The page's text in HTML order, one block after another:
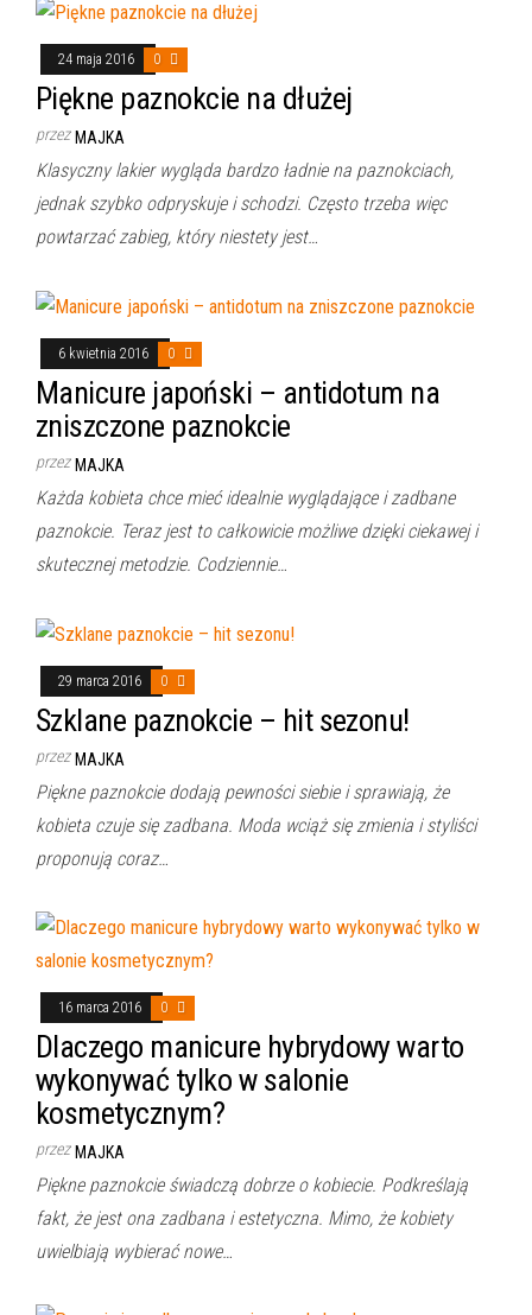
24 maja 2016 0
Piękne paznokcie na dłużej
przez MAJKA
Klasyczny lakier wygląda bardzo ładnie na paznokciach,
jednak szybko odpryskuje i schodzi. Często trzeba więc
powtarzać zabieg, który niestety jest…
6 kwietnia 2016 0
Manicure japoński – antidotum na
zniszczone paznokcie
przez MAJKA
Każda kobieta chce mieć idealnie wyglądające i zadbane
paznokcie. Teraz jest to całkowicie możliwe dzięki ciekawej i
skutecznej metodzie. Codziennie…
29 marca 2016 0
Szklane paznokcie – hit sezonu!
przez MAJKA
Piękne paznokcie dodają pewności siebie i sprawiają, że
kobieta czuje się zadbana. Moda wciąż się zmienia i styliści
proponują coraz…
16 marca 2016 0
Dlaczego manicure hybrydowy warto
wykonywać tylko w salonie
kosmetycznym?
przez MAJKA
Piękne paznokcie świadczą dobrze o kobiecie. Podkreślają
fakt, że jest ona zadbana i estetyczna. Mimo, że kobiety
uwielbiają wybierać nowe…